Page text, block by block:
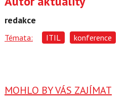
redakce
Témata: ITIL konference
MOHLO BY VÁS ZAJÍMAT